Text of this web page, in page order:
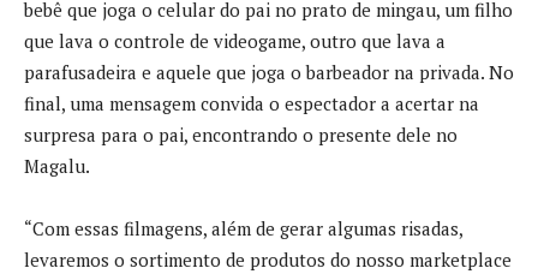
bebê que joga o celular do pai no prato de mingau, um filho
que lava o controle de videogame, outro que lava a
parafusadeira e aquele que joga o barbeador na privada. No
final, uma mensagem convida o espectador a acertar na
surpresa para o pai, encontrando o presente dele no
Magalu.
“Com essas filmagens, além de gerar algumas risadas,
levaremos o sortimento de produtos do nosso marketplace